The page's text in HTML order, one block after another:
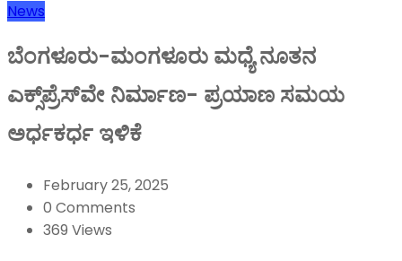
News
ಬೆಂಗಳೂರು-ಮಂಗಳೂರು ಮಧ್ಯೆ ನೂತನ
ಎಕ್ಸ್‌ಪ್ರೆಸ್‌ವೇ ನಿರ್ಮಾಣ- ಪ್ರಯಾಣ ಸಮಯ
ಅರ್ಧಕರ್ಧ ಇಳಿಕೆ
February 25, 2025
0 Comments
369 Views